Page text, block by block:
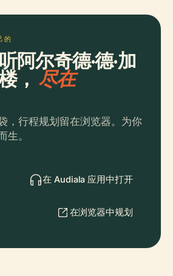
的
阿尔奇德·德·加
， 尽在
，行程规划留在浏览器。为你
。
在 Audiala 应用中打开
在浏览器中规划